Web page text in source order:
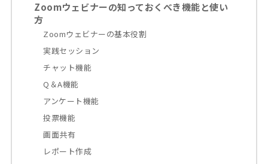
Zoomウェビナーの知っておくべき機能と使い
方
Zoomウェビナーの基本役割
実践セッション
チャット機能
Q＆A機能
アンケート機能
投票機能
画面共有
レポート作成